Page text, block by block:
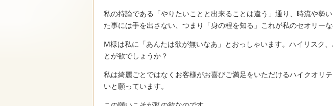
私の持論である「やりたいことと出来ることは違う」通り、時流や勢
た事には手を出さない、つまり「身の程を知る」これが私のセオリーな
M様は私に「あんたは欲が無いなあ」とおっしゃいます。ハイリスク
とが欲でしょうか？
私は綺麗ごとではなくお客様がお喜びご満足をいただけるハイクオリ
いと願っています。